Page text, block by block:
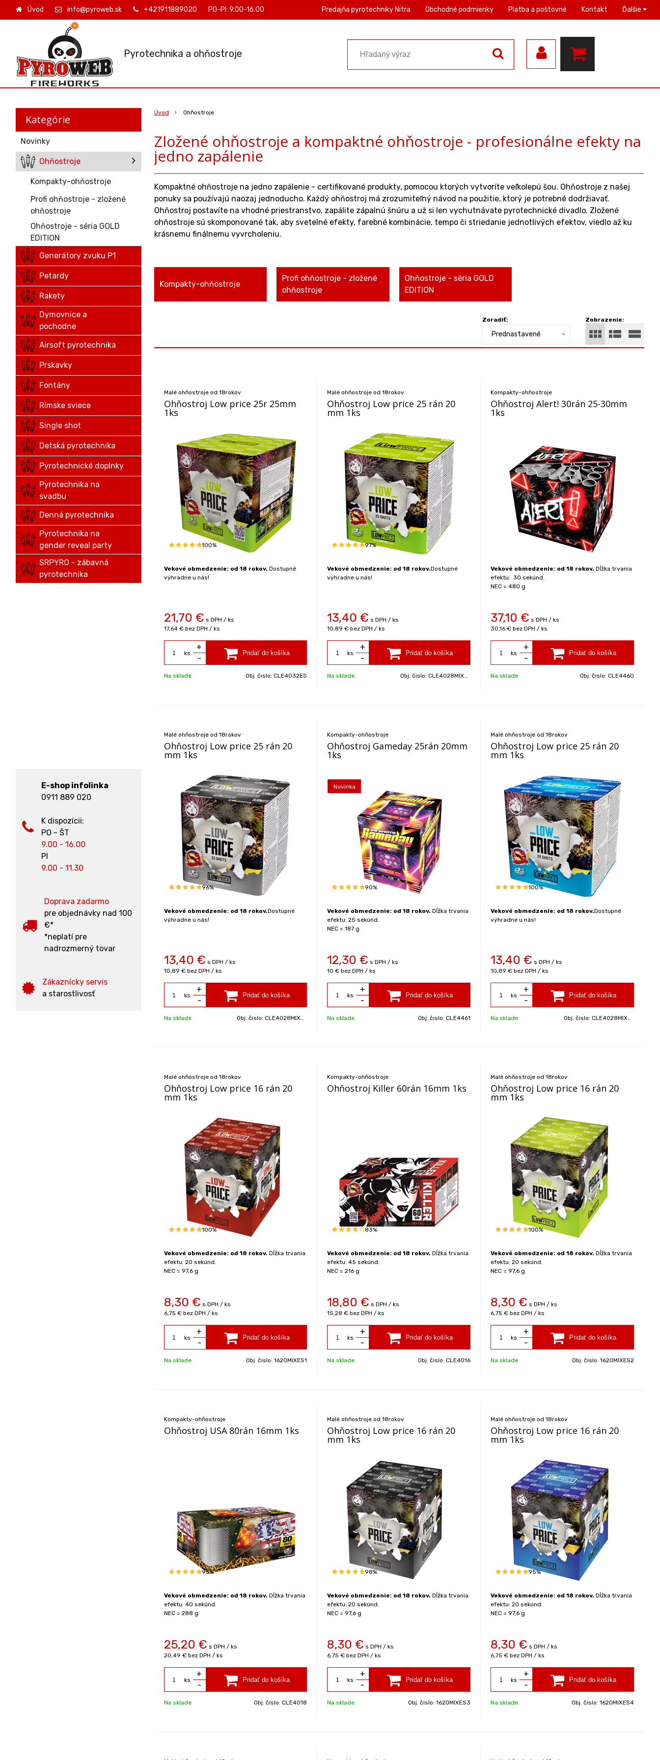
Pyrotechnika a ohňostroje
Úvod info@pyroweb.sk +421911889020 PO-PI: 9.00-16.00 Predajňa pyrotechniky Nitra Obchodné podmienky Platba a poštovné Kontakt Ďalšie
Úvod Ohňostroje
Zložené ohňostroje a kompaktné ohňostroje - profesionálne efekty na
jedno zapálenie
Kompaktné ohňostroje na jedno zapálenie - certifikované produkty, pomocou ktorých vytvoríte veľkolepú šou. Ohňostroje z našej
ponuky sa používajú naozaj jednoducho. Každý ohňostroj má zrozumiteľný návod na použitie, ktorý je potrebné dodržiavať.
Ohňostroj postavíte na vhodné priestranstvo, zapálite zápalnú šnúru a už si len vychutnávate pyrotechnické divadlo. Zložené
ohňostroje sú skomponované tak, aby svetelné efekty, farebné kombinácie, tempo či striedanie jednotlivých efektov, viedlo až ku
krásnemu finálnemu vyvrcholeniu.
Kompakty-ohňostroje
Profi ohňostroje - zložené
ohňostroje
Ohňostroje - séria GOLD
EDITION
Zobrazenie:
Zoradiť:
Prednastavené
Malé ohňostroje od 18rokov
Ohňostroj Low price 25r 25mm
1ks
100%
Vekové obmedzenie: od 18 rokov. Dostupné
výhradne u nás!
21,70 € s DPH / ks
17,64 € bez DPH / ks
ks
+
-
Na sklade Obj. čislo:CLE4032ES
Malé ohňostroje od 18rokov
Ohňostroj Low price 25 rán 20
mm 1ks
97%
Vekové obmedzenie: od 18 rokov.Dostupné
výhradne u nás!
13,40 € s DPH / ks
10,89 € bez DPH / ks
ks
+
-
Na sklade Obj. čislo:CLE4028MIXES2
Kompakty-ohňostroje
Ohňostroj Alert! 30rán 25-30mm
1ks
Vekové obmedzenie: od 18 rokov. Dĺžka trvania
efektu: 30 sekúnd.
NEC = 480 g
37,10 € s DPH / ks
30,16 € bez DPH / ks
ks
+
-
Na sklade Obj. čislo: CLE4460
Malé ohňostroje od 18rokov
Ohňostroj Low price 25 rán 20
mm 1ks
96%
Vekové obmedzenie: od 18 rokov.Dostupné
výhradne u nás!
13,40 € s DPH / ks
10,89 € bez DPH / ks
ks
+
-
Na sklade Obj. čislo:CLE4028MIXES3
Kompakty-ohňostroje
Ohňostroj Gameday 25rán 20mm
1ks
Novinka
90%
Vekové obmedzenie: od 18 rokov. Dĺžka trvania
efektu: 25 sekúnd.
NEC = 187 g
12,30 € s DPH / ks
10 € bez DPH / ks
ks
+
-
Na sklade Obj. čislo:CLE4461
Malé ohňostroje od 18rokov
Ohňostroj Low price 25 rán 20
mm 1ks
100%
Vekové obmedzenie: od 18 rokov.Dostupné
výhradne u nás!
13,40 € s DPH / ks
10,89 € bez DPH / ks
ks
+
-
Na sklade Obj. čislo:CLE4028MIXES4
Malé ohňostroje od 18rokov
Ohňostroj Low price 16 rán 20
mm 1ks
100%
Vekové obmedzenie: od 18 rokov. Dĺžka trvania
efektu: 20 sekúnd.
NEC = 97,6 g
8,30 € s DPH / ks
6,75 € bez DPH / ks
ks
+
-
Na sklade Obj. čislo:1620MIXES1
Kompakty-ohňostroje
Ohňostroj Killer 60rán 16mm 1ks
83%
Vekové obmedzenie: od 18 rokov. Dĺžka trvania
efektu: 45 sekúnd.
NEC = 216 g
18,80 € s DPH / ks
15,28 € bez DPH / ks
ks
+
-
Na sklade Obj. čislo:CLE4016
Malé ohňostroje od 18rokov
Ohňostroj Low price 16 rán 20
mm 1ks
100%
Vekové obmedzenie: od 18 rokov. Dĺžka trvania
efektu: 20 sekúnd.
NEC = 97,6 g
8,30 € s DPH / ks
6,75 € bez DPH / ks
ks
+
-
Na sklade Obj. čislo: 1620MIXES2
Kompakty-ohňostroje
Ohňostroj USA 80rán 16mm 1ks
95%
Vekové obmedzenie: od 18 rokov. Dĺžka trvania
efektu: 40 sekúnd.
NEC = 288 g
25,20 € s DPH / ks
20,49 € bez DPH / ks
ks
+
-
Na sklade Obj. čislo:CLE4018
Malé ohňostroje od 18rokov
Ohňostroj Low price 16 rán 20
mm 1ks
98%
Vekové obmedzenie: od 18 rokov. Dĺžka trvania
efektu: 20 sekúnd.
NEC = 97,6 g
8,30 € s DPH / ks
6,75 € bez DPH / ks
ks
+
-
Na sklade Obj. čislo:1620MIXES3
Malé ohňostroje od 18rokov
Ohňostroj Low price 16 rán 20
mm 1ks
95%
Vekové obmedzenie: od 18 rokov. Dĺžka trvania
efektu: 20 sekúnd.
NEC = 97,6 g
8,30 € s DPH / ks
6,75 € bez DPH / ks
ks
+
-
Na sklade Obj. čislo: 1620MIXES4
Kategórie
Novinky
Ohňostroje
Kompakty-ohňostroje
Profi ohňostroje - zložené
ohňostroje
Ohňostroje - séria GOLD
EDITION
Generátory zvuku P1
Petardy
Rakety
Dymovnice a
pochodne
Airsoft pyrotechnika
Prskavky
Fontány
Rímske sviece
Single shot
Detská pyrotechnika
Pyrotechnické doplnky
Pyrotechnika na
svadbu
Denná pyrotechnika
Pyrotechnika na
gender reveal party
SRPYRO - zábavná
pyrotechnika
E-shop infolinka
0911 889 020
K dispozícii:
PO - ŠT
9.00 - 16.00
PI
9.00 - 11.30
Doprava zadarmo
pre objednávky nad 100
€*
*neplatí pre
nadrozmerný tovar
Zákaznícky servis
a starostlivosť